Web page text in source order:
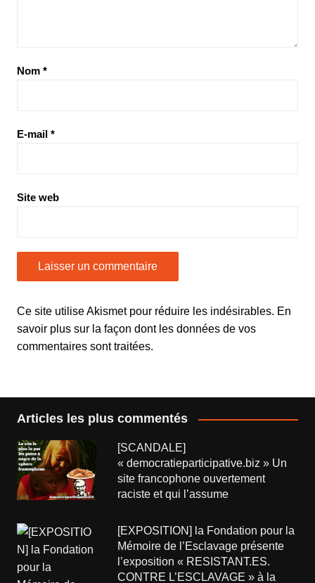
Nom *
E-mail *
Site web
Ce site utilise Akismet pour réduire les indésirables. En
savoir plus sur la façon dont les données de vos
commentaires sont traitées.
Articles les plus commentés
[SCANDALE]
« democratieparticipative.biz » Un
site francophone ouvertement
raciste et qui l’assume
[EXPOSITION] la Fondation pour la
Mémoire de l’Esclavage présente
l’exposition « RESISTANT.ES.
CONTRE L’ESCLAVAGE » à la